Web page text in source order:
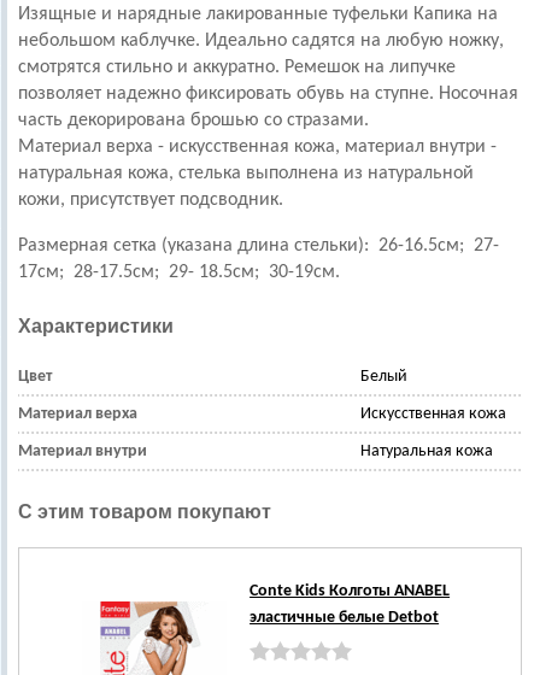
Изящные и нарядные лакированные туфельки Капика на
небольшом каблучке. Идеально садятся на любую ножку,
смотрятся стильно и аккуратно. Ремешок на липучке
позволяет надежно фиксировать обувь на ступне. Носочная
часть декорирована брошью со стразами.
Материал верха - искусственная кожа, материал внутри -
натуральная кожа, стелька выполнена из натуральной
кожи, присутствует подсводник.
Размерная сетка (указана длина стельки): 26-16.5см; 27-
17см; 28-17.5см; 29- 18.5см; 30-19см.
Характеристики
Цвет Белый
Материал верха Искусственная кожа
Материал внутри Натуральная кожа
С этим товаром покупают
Conte Kids Колготы ANABEL
эластичные белые Detbot